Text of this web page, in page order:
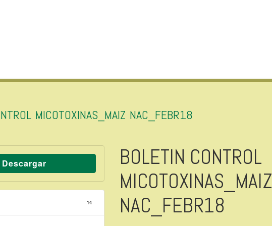
MICOTOXINAS_MAIZ NAC_FEBR18
Descargar
14
BOLETIN CONTROL
MICOTOXINAS_MAIZ
NAC_FEBR18